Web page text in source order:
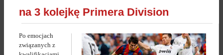
na 3 kolejkę Primera Division
Po emocjach
związanych z